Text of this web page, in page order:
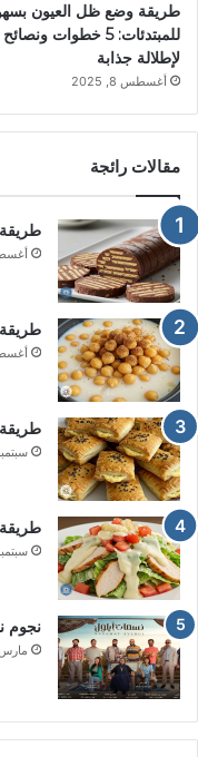
طريقة وضع ظل العيون
للمبتدئات: 5 خطوات ونصائح
لإطلالة جذابة
أغسطس 8, 2025
مقالات رائجة
أغسطس
طريقة
أغسطس
سبتمبر 27,
سبتمبر 9,
نجوم
مارس 7, 2025